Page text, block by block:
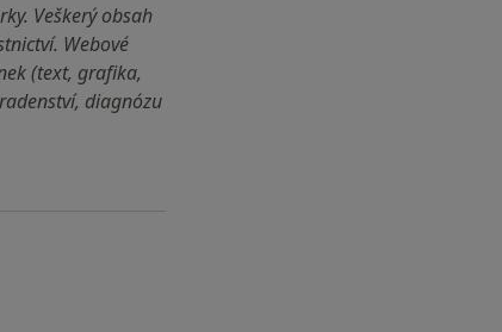
Veškerý obsah
Webové
(text, grafika,
diagnózu